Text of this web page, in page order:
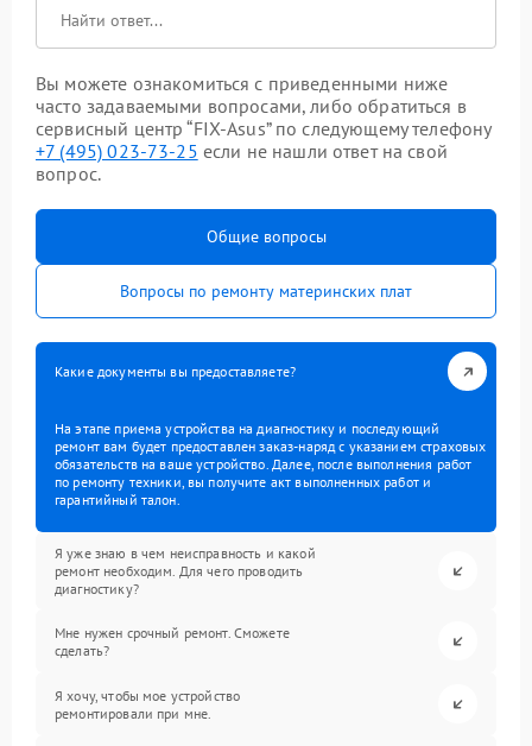
Вы можете ознакомиться с приведенными ниже
часто задаваемыми вопросами, либо обратиться в
сервисный центр “FIX-Asus” по следующему телефону
+7 (495) 023-73-25 если не нашли ответ на свой
вопрос.
Общие вопросы
Вопросы по ремонту материнских плат
Какие документы вы предоставляете?
На этапе приема устройства на диагностику и последующий
ремонт вам будет предоставлен заказ-наряд с указанием страховых
обязательств на ваше устройство. Далее, после выполнения работ
по ремонту техники, вы получите акт выполненных работ и
гарантийный талон.
Я уже знаю в чем неисправность и какой
ремонт необходим. Для чего проводить
диагностику?
Мне нужен срочный ремонт. Сможете
сделать?
Я хочу, чтобы мое устройство
ремонтировали при мне.